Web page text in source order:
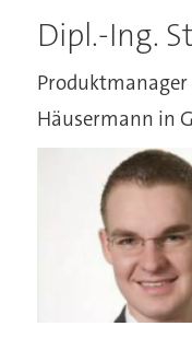
Dipl.-Ing.
Häusermann in